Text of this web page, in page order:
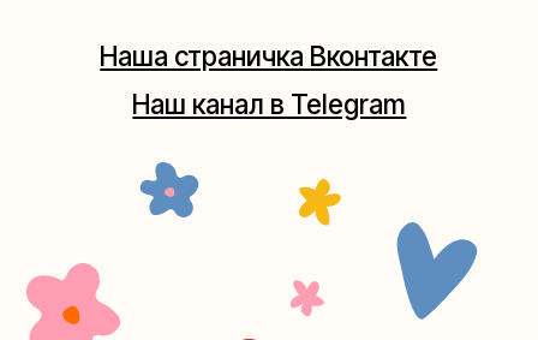
Москва, ул.Таганская, дом 25-27
Мастерская на Таганке
+7 (980) 156-03-13